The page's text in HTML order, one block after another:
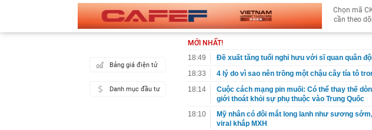
Chọn mã
cần theo dõi
Bảng giá điện tử
Danh mục đầu tư
MỚI NHẤT!
18:49
Đề xuất tăng tuổi nghỉ hưu với sĩ quan quân
18:33
4 lý do vì sao nên trồng một chậu cây tía tô
18:14
Cuộc cách mạng pin muối: Có thể thay thế
giới thoát khỏi sự phụ thuộc vào Trung Quốc
18:10
Mỹ nhân có đôi mắt long lanh như sương
viral khắp MXH